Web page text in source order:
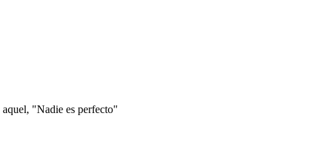
"Nadie es perfecto"